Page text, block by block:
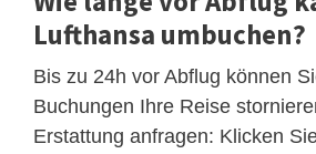
Lufthansa umbuchen?
Bis zu 24h vor Abflug können
Buchungen Ihre Reise
Erstattung anfragen: Klicken